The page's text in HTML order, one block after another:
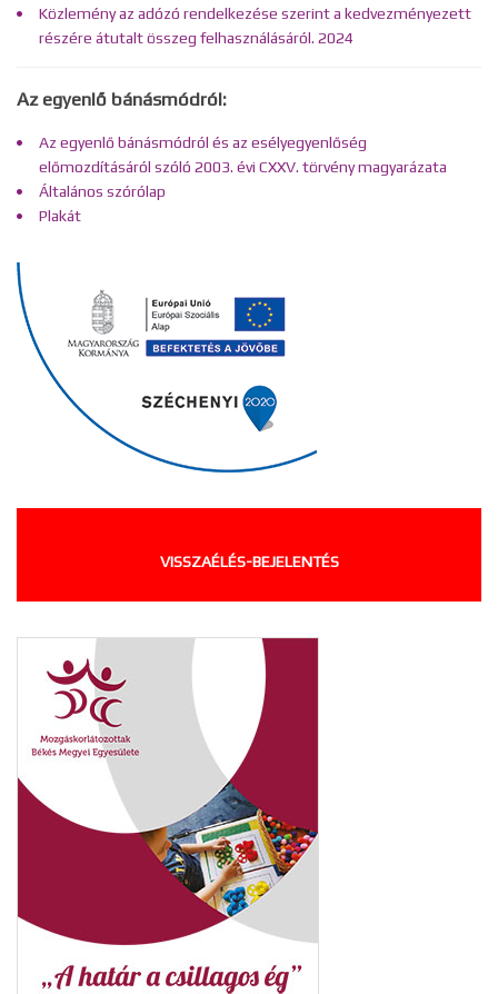
Közlemény az adózó rendelkezése szerint a kedvezményezett
részére átutalt összeg felhasználásáról. 2024
Az egyenlő bánásmódról:
Az egyenlő bánásmódról és az esélyegyenlőség
előmozdításáról szóló 2003. évi CXXV. törvény magyarázata
Általános szórólap
Plakát
VISSZAÉLÉS-BEJELENTÉS